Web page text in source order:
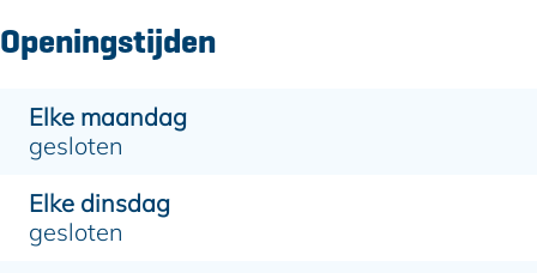
Openingstijden
Elke maandag
gesloten
Elke dinsdag
gesloten